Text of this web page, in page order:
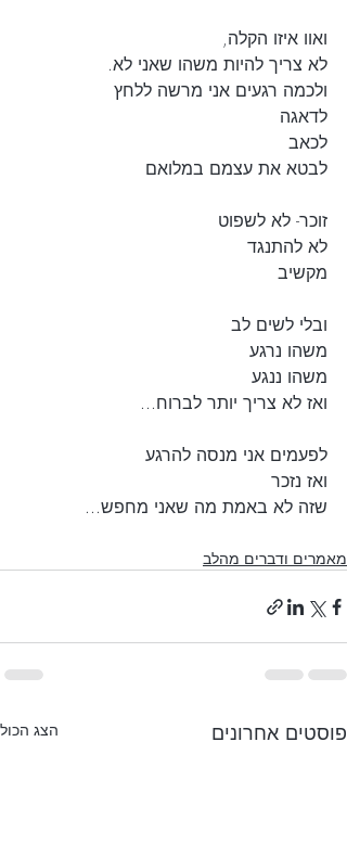
ואוו איזו הקלה,
לא צריך להיות משהו שאני לא.
ולכמה רגעים אני מרשה ללחץ
לדאגה
לכאב
לבטא את עצמם במלואם
זוכר- לא לשפוט
לא להתנגד
מקשיב
ובלי לשים לב
משהו נרגע
משהו ננגע
ואז לא צריך יותר לברוח...
לפעמים אני מנסה להרגע
ואז נזכר
שזה לא באמת מה שאני מחפש...
מאמרים ודברים מהלב
פוסטים אחרונים הצג הכול